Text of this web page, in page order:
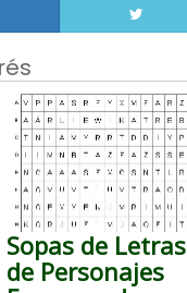
Sopas de Letras
de Personajes